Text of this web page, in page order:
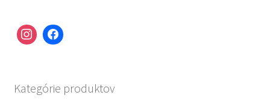
Kategórie produktov